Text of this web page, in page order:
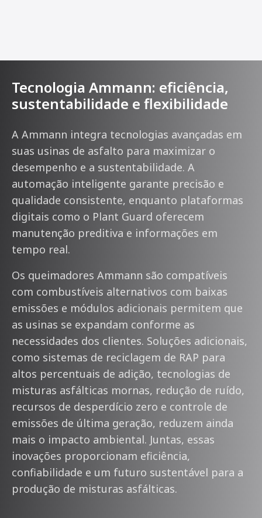
Tecnologia Ammann: eficiência,
sustentabilidade e flexibilidade
A Ammann integra tecnologias avançadas em
suas usinas de asfalto para maximizar o
desempenho e a sustentabilidade. A
automação inteligente garante precisão e
qualidade consistente, enquanto plataformas
digitais como o Plant Guard oferecem
manutenção preditiva e informações em
tempo real.
Os queimadores Ammann são compatíveis
com combustíveis alternativos com baixas
emissões e módulos adicionais permitem que
as usinas se expandam conforme as
necessidades dos clientes. Soluções adicionais,
como sistemas de reciclagem de RAP para
altos percentuais de adição, tecnologias de
misturas asfálticas mornas, redução de ruído,
recursos de desperdício zero e controle de
emissões de última geração, reduzem ainda
mais o impacto ambiental. Juntas, essas
inovações proporcionam eficiência,
confiabilidade e um futuro sustentável para a
produção de misturas asfálticas.